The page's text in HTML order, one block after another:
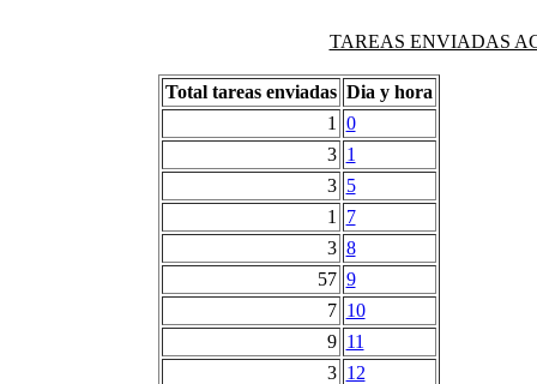
TAREAS ENVIADAS
Total tareas enviadas Dia y hora
1
0
3 1
3 5
1
7
3 8
57 9
7 10
9 11
3 12